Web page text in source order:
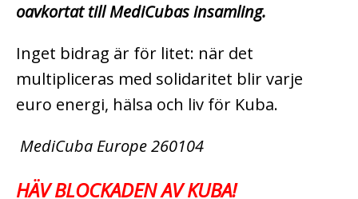
oavkortat till MediCubas insamling.
Inget bidrag är för litet: när det
multipliceras med solidaritet blir varje
euro energi, hälsa och liv för Kuba.
MediCuba Europe 260104
HÄV BLOCKADEN AV KUBA!